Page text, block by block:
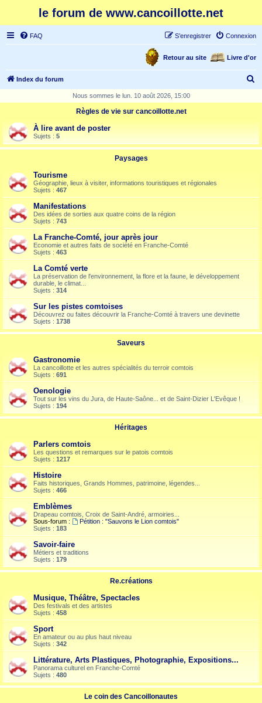
le forum de www.cancoillotte.net
FAQ Connexion
S’enregistrer
Livre d'or
Retour au site
Index du forum
r
Nous sommes le lun. 10 août 2026, 15:00
Règles de vie sur cancoillotte.net
À lire avant de poster
Sujets : 5
Paysages
Tourisme
Géographie, lieux à visiter, informations touristiques et régionales
Sujets : 467
Manifestations
Des idées de sorties aux quatre coins de la région
Sujets : 743
La Franche-Comté, jour après jour
Economie et autres faits de société en Franche-Comté
Sujets : 463
La Comté verte
La préservation de l'environnement, la flore et la faune, le développement
durable, le climat...
Sujets : 314
Sur les pistes comtoises
Découvrez ou faites découvrir la Franche-Comté à travers une devinette
Sujets : 1738
Saveurs
Gastronomie
La cancoillotte et les autres spécialités du terroir comtois
Sujets : 691
Oenologie
Tout sur les vins du Jura, de Haute-Saône... et de Saint-Dizier L'Evêque !
Sujets : 194
Héritages
Parlers comtois
Les questions et remarques sur le patois comtois
Sujets : 1217
Histoire
Faits historiques, Grands Hommes, patrimoine, légendes...
Sujets : 466
Emblèmes
Drapeau comtois, Croix de Saint-André, armoiries...
Sous-forum :
Pétition : "Sauvons le Lion comtois"
Sujets : 183
Savoir-faire
Métiers et traditions
Sujets : 179
Re.créations
Musique, Théâtre, Spectacles
Des festivals et des artistes
Sujets : 458
Sport
En amateur ou au plus haut niveau
Sujets : 342
Littérature, Arts Plastiques, Photographie, Expositions...
Panorama culturel en Franche-Comté
Sujets : 480
Le coin des Cancoillonautes